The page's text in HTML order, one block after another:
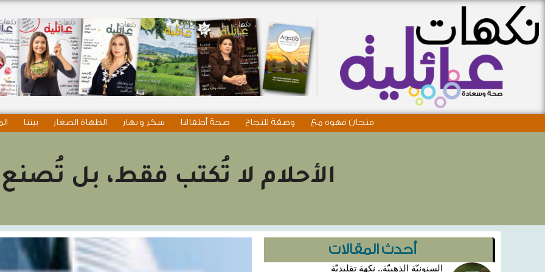
فنجان قهوة مع وصفة للنجاح صحة أطفالنا سكر و بهار الطهاة الصغار بيتنا
الأحلام لا تُكتب فقط، بل
أحدث المقالات
السنونيّة الذهبيّة.. نكهة تقليديّة